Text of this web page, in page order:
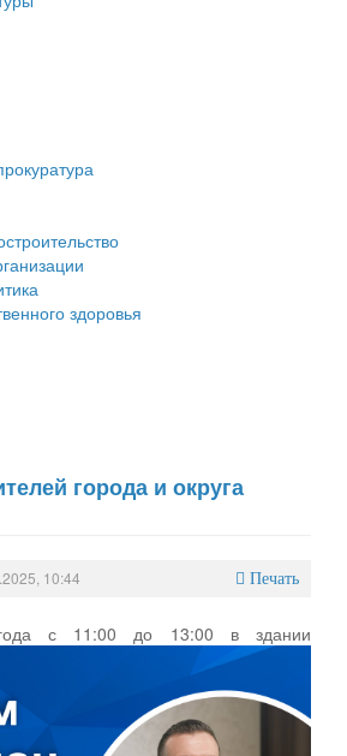
здоровья
города и округа
10:44 Печать
с 11:00 до 13:00 в здании